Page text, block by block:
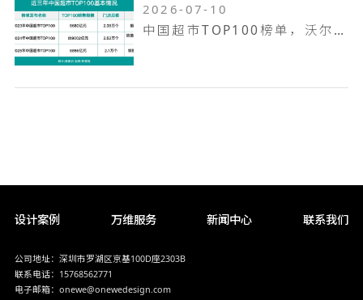
2026-07-10
中国超市TOP100榜单，沃尔玛何以越跑越远
设计案例 万维服务 新闻中心 联系我们
公司地址：深圳市罗湖区京基100D座2303B
联系电话：15768562771
电子邮箱：onewe@onewedesign.com